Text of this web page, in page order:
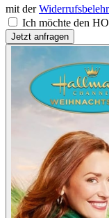
mit der
Ich möchte den